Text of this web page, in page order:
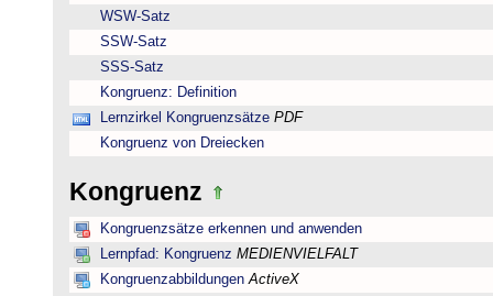
WSW-Satz
SSW-Satz
SSS-Satz
Kongruenz: Definition
Lernzirkel Kongruenzsätze PDF
Kongruenz von Dreiecken
Kongruenz
Kongruenzsätze erkennen und anwenden
Lernpfad: Kongruenz MEDIENVIELFALT
Kongruenzabbildungen ActiveX